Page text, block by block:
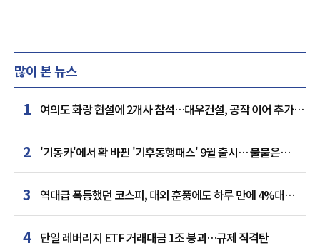
많이 본 뉴스
1 여의도 화랑 현설에 2개사 참석…대우건설, 공작 이어 추가
거점 확보하나
2 '기동카'에서 확 바뀐 '기후동행패스' 9월 출시… 불붙은
카드사 경쟁
3
역대급 폭등했던 코스피, 대외 훈풍에도 하루 만에 4%대
급락
4 단일 레버리지 ETF 거래대금 1조 붕괴…규제 직격탄